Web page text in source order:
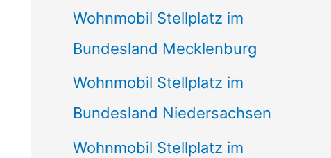
Wohnmobil Stellplatz im
Bundesland Mecklenburg
Wohnmobil Stellplatz im
Bundesland Niedersachsen
Wohnmobil Stellplatz im